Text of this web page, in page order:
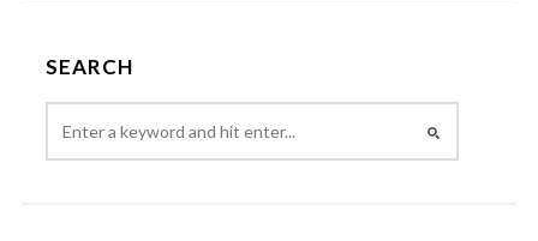
SEARCH